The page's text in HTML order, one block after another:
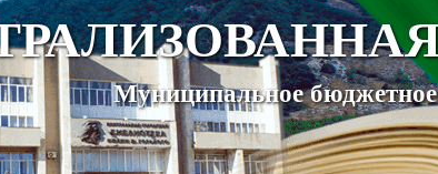
Муниципальное